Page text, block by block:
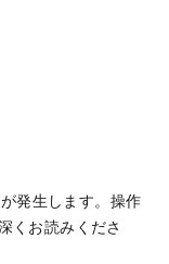
が発生します。操作
くお読みくださ